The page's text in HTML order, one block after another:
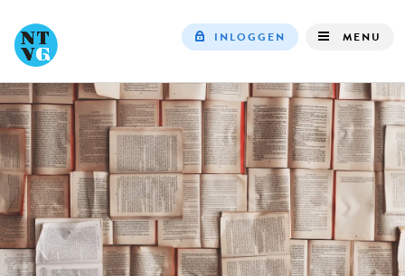
navigation
INLOGGEN MENU